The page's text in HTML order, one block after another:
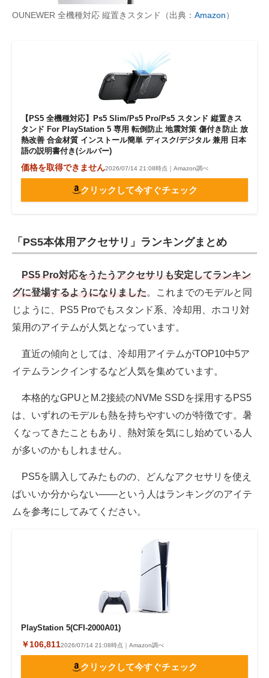
OUNEWER 全機種対応 縦置きスタンド（出典： Amazon）
【PS5 全機種対応】Ps5 Slim/Ps5 Pro/Ps5 スタンド 縦置きス
タンド For PlayStation 5 専用 転倒防止 地震対策 傷付き防止 放
熱改善 合金材質 インストール簡単 ディスク/デジタル 兼用 日本
語の説明書付き(シルバー)
価格を取得できません2026/07/14 21:08時点｜Amazon調べ
クリックして今すぐチェック
「PS5本体用アクセサリ」ランキングまとめ
PS5 Pro対応をうたうアクセサリも安定してランキン
グに登場するようになりました。これまでのモデルと同
じように、PS5 Proでもスタンド系、冷却用、ホコリ対
策用のアイテムが人気となっています。
直近の傾向としては、冷却用アイテムがTOP10中5ア
イテムランクインするなど人気を集めています。
本格的なGPUとM.2接続のNVMe SSDを採用するPS5
は、いずれのモデルも熱を持ちやすいのが特徴です。暑
くなってきたこともあり、熱対策を気にし始めている人
が多いのかもしれません。
PS5を購入してみたものの、どんなアクセサリを使え
ばいいか分からない――という人はランキングのアイテ
ムを参考にしてみてください。
PlayStation 5(CFI-2000A01)
￥106,8112026/07/14 21:08時点｜Amazon調べ
クリックして今すぐチェック